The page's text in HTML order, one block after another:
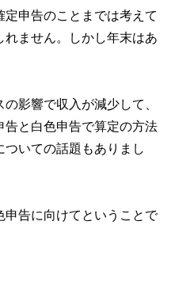
定申告のことまでは考えて
ません。しかし年末はあ
影響で収入が減少して、
告と白色申告で算定の方法
いての話題もありまし
申告に向けてということで